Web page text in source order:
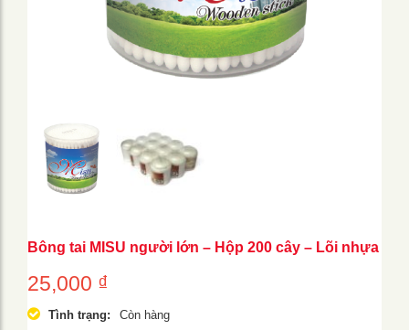
Bông tai MISU người lớn – Hộp 200 cây – Lõi nhựa
25,000 ₫
Tình trạng: Còn hàng